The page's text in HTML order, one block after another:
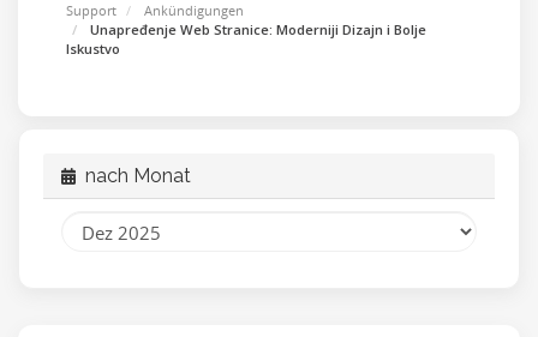
Support
Ankündigungen
Unapređenje Web Stranice: Moderniji Dizajn i Bolje
Iskustvo
nach Monat